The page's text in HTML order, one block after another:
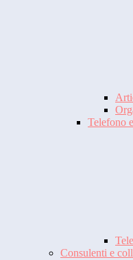
Telefono
Consulenti e